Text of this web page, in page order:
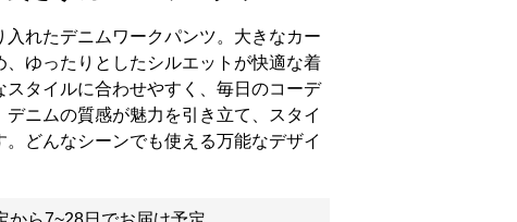
入れたデニムワークパンツ。大きなカー
、ゆったりとしたシルエットが快適な着
タイルに合わせやすく、毎日のコーデ
デニムの質感が魅力を引き立て、スタイ
。どんなシーンでも使える万能なデザイ